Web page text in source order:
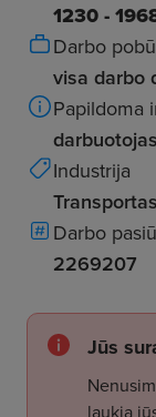
1230 -
Darbo
visa darbo
Papildoma
darbuotojas
Industrija
Darbo
2269207
Jūs
laukia